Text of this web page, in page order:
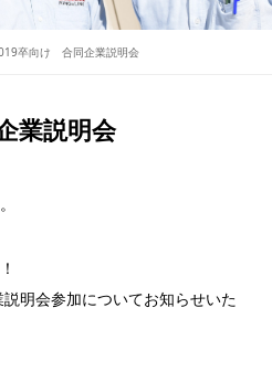
卒向け 合同企業説明会
業説明会
明会参加についてお知らせいた